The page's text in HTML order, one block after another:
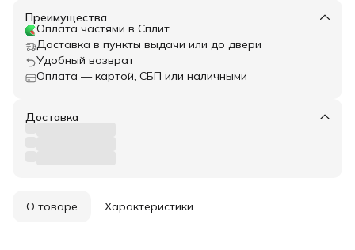
Преимущества
Оплата частями в Сплит
Доставка в пункты выдачи или до двери
Удобный возврат
Оплата — картой, СБП или наличными
Доставка
О товаре Характеристики